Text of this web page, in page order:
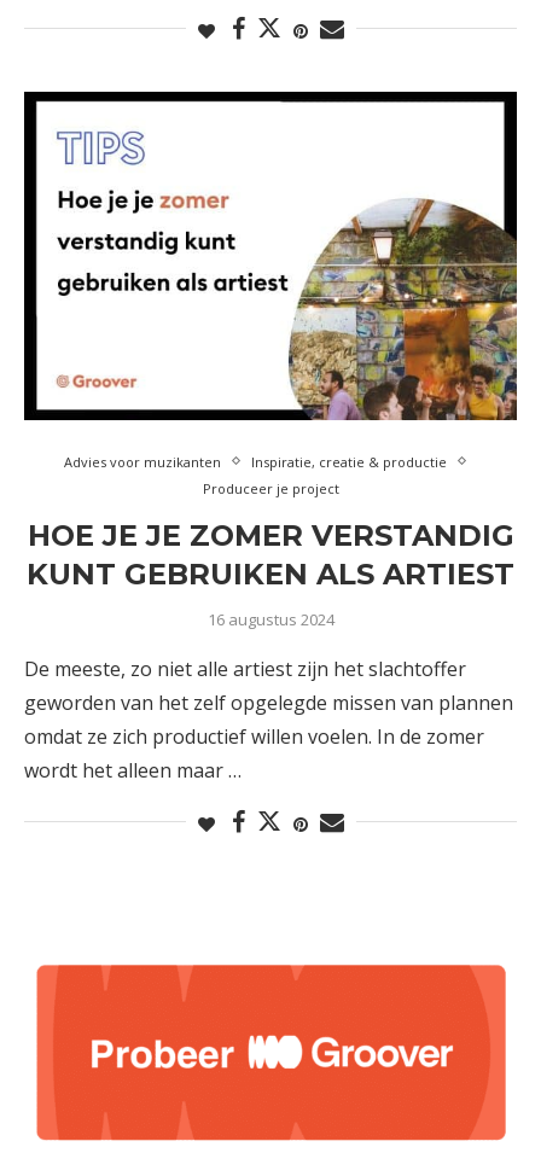
Advies voor muzikanten
Inspiratie, creatie & productie
Produceer je project
HOE JE JE ZOMER VERSTANDIG
KUNT GEBRUIKEN ALS ARTIEST
16 augustus 2024
De meeste, zo niet alle artiest zijn het slachtoffer
geworden van het zelf opgelegde missen van plannen
omdat ze zich productief willen voelen. In de zomer
wordt het alleen maar …